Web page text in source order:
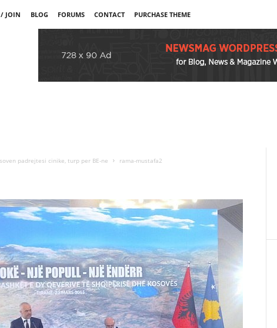
JOIN BLOG FORUMS CONTACT PURCHASE THEME
padrejtesi cinike, turp per BE-ne rama-mustafa2